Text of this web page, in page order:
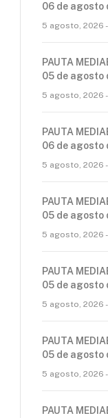
06 de agosto
5 agosto, 2026 -
PAUTA
05 de agosto
5 agosto, 2026 -
PAUTA
06 de agosto
5 agosto, 2026
PAUTA
05 de agosto
5 agosto, 2026 -
PAUTA
05 de agosto
5 agosto, 2026 -
PAUTA
05 de agosto
5 agosto, 2026
PAUTA